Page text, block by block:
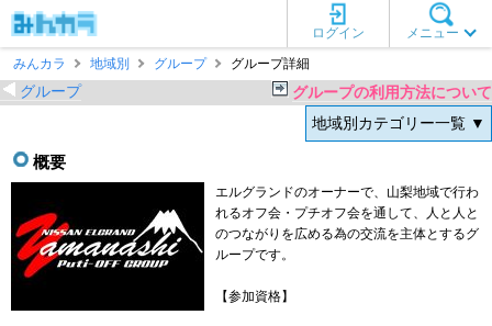
メニュー
ログイン
みんカラ
地域別 グループ グループ詳細
グループ
グループの利用方法について
地域別カテゴリー一覧 ▼
概要
エルグランドのオーナーで、山梨地域で行わ
れるオフ会・プチオフ会を通して、人と人と
のつながりを広める為の交流を主体とするグ
ループです。
【参加資格】